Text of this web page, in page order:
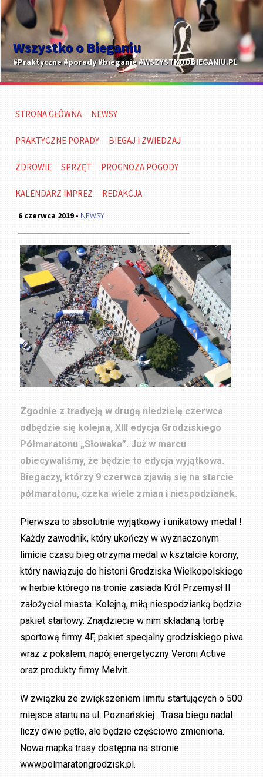
Wszystko o Bieganiu
#Praktyczne #porady #bieganie #WSZYSTKOOBIEGANIU.PL
STRONA GŁÓWNA NEWSY
PRAKTYCZNE PORADY BIEGAJ I ZWIEDZAJ
ZDROWIE SPRZĘT PROGNOZA POGODY
KALENDARZ IMPREZ REDAKCJA
6 czerwca 2019 - NEWSY
Zgodnie z tradycją w drugą niedzielę czerwca
odbędzie się kolejna, XIII edycja Grodziskiego
Półmaratonu „Słowaka”. Już w marcu
obiecywaliśmy, że będzie to edycja wyjątkowa.
Biegaczy, którzy 9 czerwca zjawią się na starcie
półmaratonu, czeka wiele zmian i niespodzianek.
Pierwsza to absolutnie wyjątkowy i unikatowy medal !
Każdy zawodnik, który ukończy w wyznaczonym
limicie czasu bieg otrzyma medal w kształcie korony,
który nawiązuje do historii Grodziska Wielkopolskiego
w herbie którego na tronie zasiada Król Przemysł II
założyciel miasta. Kolejną, miłą niespodzianką będzie
pakiet startowy. Znajdziecie w nim składaną torbę
sportową firmy 4F, pakiet specjalny grodziskiego piwa
wraz z pokalem, napój energetyczny Veroni Active
oraz produkty firmy Melvit.
W związku ze zwiększeniem limitu startujących o 500
miejsce startu na ul. Poznańskiej . Trasa biegu nadal
liczy dwie pętle, ale będzie częściowo zmieniona.
Nowa mapka trasy dostępna na stronie
www.polmaratongrodzisk.pl.